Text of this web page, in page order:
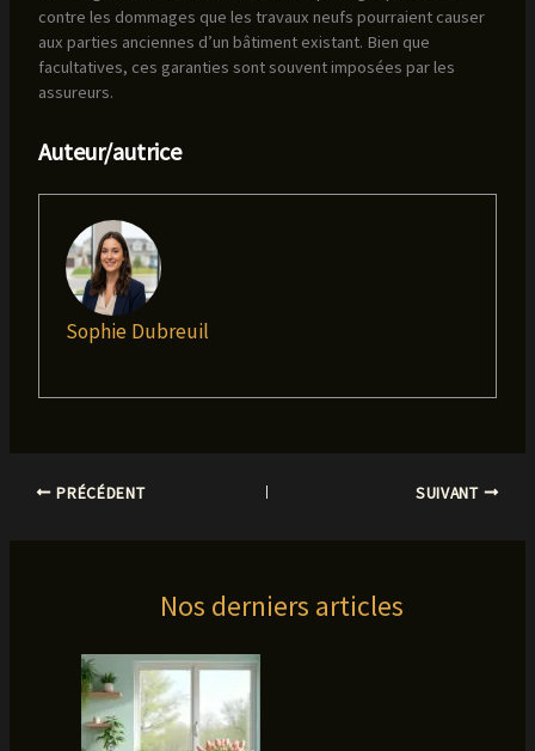
contre les dommages que les travaux neufs pourraient causer
aux parties anciennes d’un bâtiment existant. Bien que
facultatives, ces garanties sont souvent imposées par les
assureurs.
Auteur/autrice
Sophie Dubreuil
PRÉCÉDENT SUIVANT
Nos derniers articles